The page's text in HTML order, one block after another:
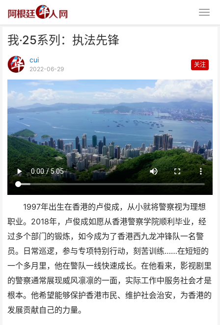
我·25系列：执法先锋
cui
2022-06-29
关注
1997年出生在香港的卢俊成，从小就将警察视为理想
职业。2018年，卢俊成如愿从香港警察学院顺利毕业，经
过多个部门的锻炼，如今成为了香港西九龙冲锋队一名警
员。日常巡逻，参与专项特别行动，刻苦训练……在短短的
一个多月里，他在警队一线快速成长。在他看来，影视剧里
的警察通常展现威风凛凛的一面，实际工作中服务社会才是
根本。他希望能够保护香港市民、维护社会治安，为香港的
发展贡献自己的力量。
我·25系列：执法先锋